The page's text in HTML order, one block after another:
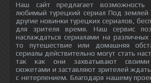
Наш сайт предлагает возможность
любимый турецкий сериал Под землей
другие новинки турецких сериалов,
для зрителя время. Наш сервис
наслаждаться сериалами на различных
то путешествие или домашняя
сериалы действительно могут стать
так как они захватывают своими
сюжетами и заставляют зрителей
с нетерпением. Благодаря нашему